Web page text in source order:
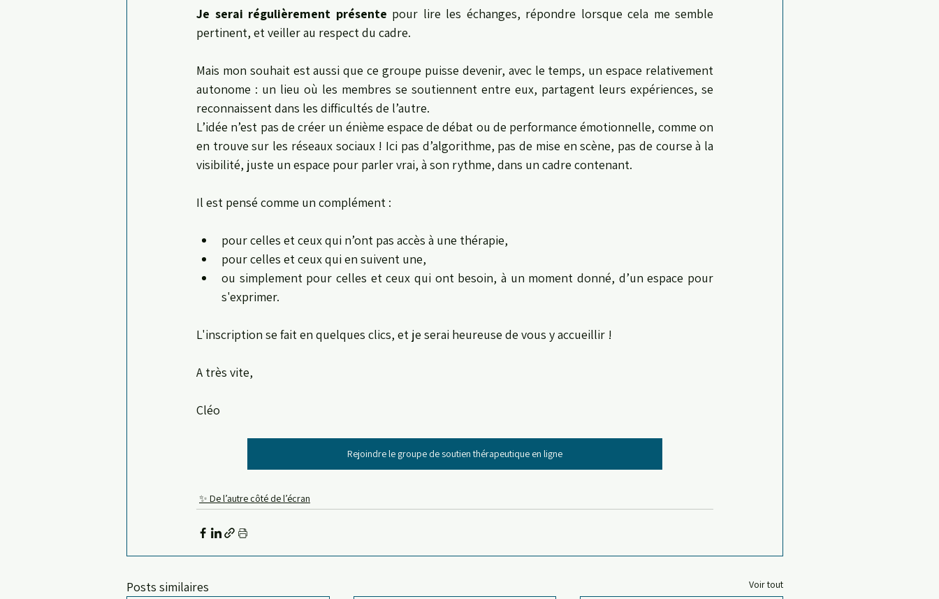
Je serai régulièrement présente pour lire les échanges, répondre lorsque cela me semble
pertinent, et veiller au respect du cadre.
Mais mon souhait est aussi que ce groupe puisse devenir, avec le temps, un espace relativement
autonome : un lieu où les membres se soutiennent entre eux, partagent leurs expériences, se
reconnaissent dans les difficultés de l’autre.
L’idée n’est pas de créer un énième espace de débat ou de performance émotionnelle, comme on
en trouve sur les réseaux sociaux ! Ici pas d’algorithme, pas de mise en scène, pas de course à la
visibilité, juste un espace pour parler vrai, à son rythme, dans un cadre contenant.
Il est pensé comme un complément :
pour celles et ceux qui n’ont pas accès à une thérapie,
pour celles et ceux qui en suivent une,
ou simplement pour celles et ceux qui ont besoin, à un moment donné, d’un espace pour
s'exprimer.
L'inscription se fait en quelques clics, et je serai heureuse de vous y accueillir !
A très vite,
Cléo
Rejoindre le groupe de soutien thérapeutique en ligne
✨ De l’autre côté de l’écran
Posts similaires Voir tout